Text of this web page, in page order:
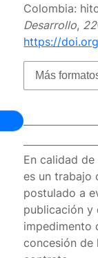
Colombia:
Desarrollo, 22
https://
Más
En calidad
es un trabajo
postulado a
publicación y
impedimento
concesión de